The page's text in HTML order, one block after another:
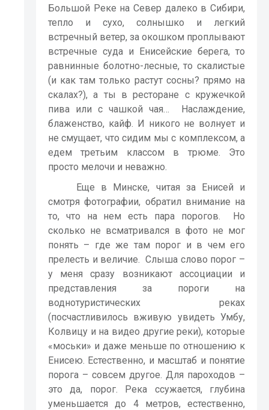
Большой Реке на Север далеко в Сибири,
тепло и сухо, солнышко и легкий
встречный ветер, за окошком проплывают
встречные суда и Енисейские берега, то
равнинные болотно-лесные, то скалистые
(и как там только растут сосны? прямо на
скалах?), а ты в ресторане с кружечкой
пива или с чашкой чая…
Наслаждение,
блаженство, кайф. И никого не волнует и
не смущает, что сидим мы с комплексом, а
едем третьим классом в трюме. Это
просто мелочи и неважно.
Еще в Минске, читая за Енисей и
смотря фотографии, обратил внимание на
то, что на нем есть пара порогов.
Но
сколько не всматривался в фото не мог
понять – где же там порог и в чем его
прелесть и величие. Слыша слово порог –
у меня сразу возникают ассоциации и
представления за пороги на
воднотуристических реках
(посчастливилось вживую увидеть Умбу,
Колвицу и на видео другие реки), которые
«моськи» и даже меньше по отношению к
Енисею. Естественно, и масштаб и понятие
порога – совсем другое. Для пароходов –
это да, порог. Река ссужается, глубина
уменьшается до 4 метров, естественно,